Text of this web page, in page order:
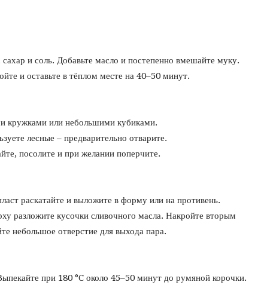
и соль. Добавьте масло и постепенно вмешайте муку.
и оставьте в тёплом месте на 40–50 минут.
кружками или небольшими кубиками.
лесные – предварительно отварите.
посолите и при желании поперчите.
раскатайте и выложите в форму или на противень.
разложите кусочки сливочного масла. Накройте вторым
небольшое отверстие для выхода пара.
при 180 °C около 45–50 минут до румяной корочки.